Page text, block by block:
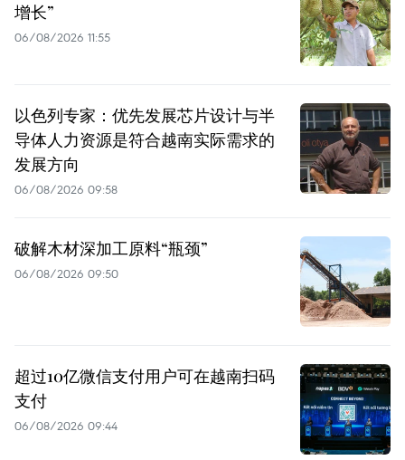
增长”
06/08/2026 11:55
以色列专家：优先发展芯片设计与半
导体人力资源是符合越南实际需求的
发展方向
06/08/2026 09:58
破解木材深加工原料“瓶颈”
06/08/2026 09:50
超过10亿微信支付用户可在越南扫码
支付
06/08/2026 09:44